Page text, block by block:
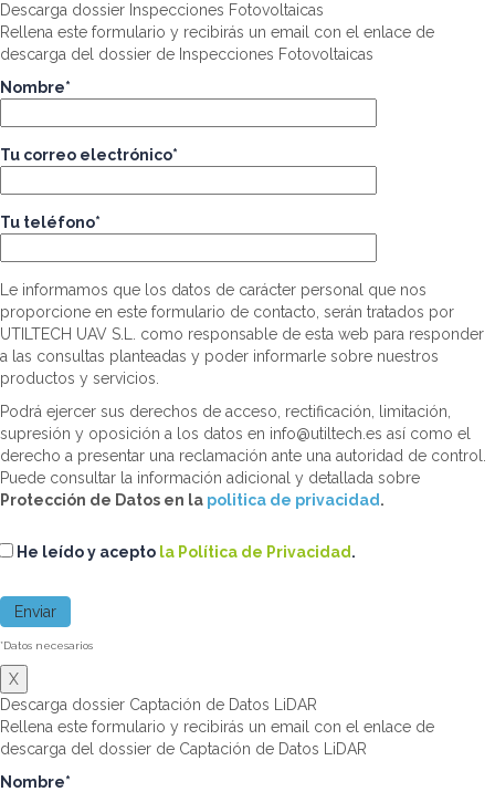
Descarga dossier Inspecciones Fotovoltaicas
Rellena este formulario y recibirás un email con el enlace de
descarga del dossier de Inspecciones Fotovoltaicas
Nombre*
Tu correo electrónico*
Tu teléfono*
Le informamos que los datos de carácter personal que nos
proporcione en este formulario de contacto, serán tratados por
UTILTECH UAV S.L. como responsable de esta web para responder
a las consultas planteadas y poder informarle sobre nuestros
productos y servicios.
Podrá ejercer sus derechos de acceso, rectificación, limitación,
supresión y oposición a los datos en info@utiltech.es así como el
derecho a presentar una reclamación ante una autoridad de control.
Puede consultar la información adicional y detallada sobre
Protección de Datos en la politica de privacidad .
He leído y acepto la Política de Privacidad .
*Datos necesarios
X
Descarga dossier Captación de Datos LiDAR
Rellena este formulario y recibirás un email con el enlace de
descarga del dossier de Captación de Datos LiDAR
Nombre*